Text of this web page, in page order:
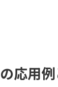
応用